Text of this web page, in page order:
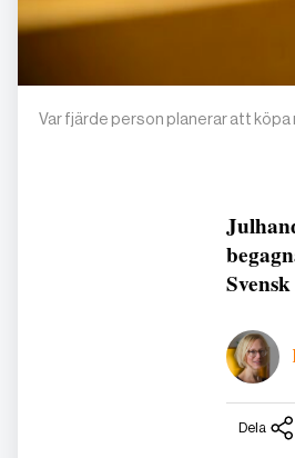
Var fjärde person planerar att köpa
Dela